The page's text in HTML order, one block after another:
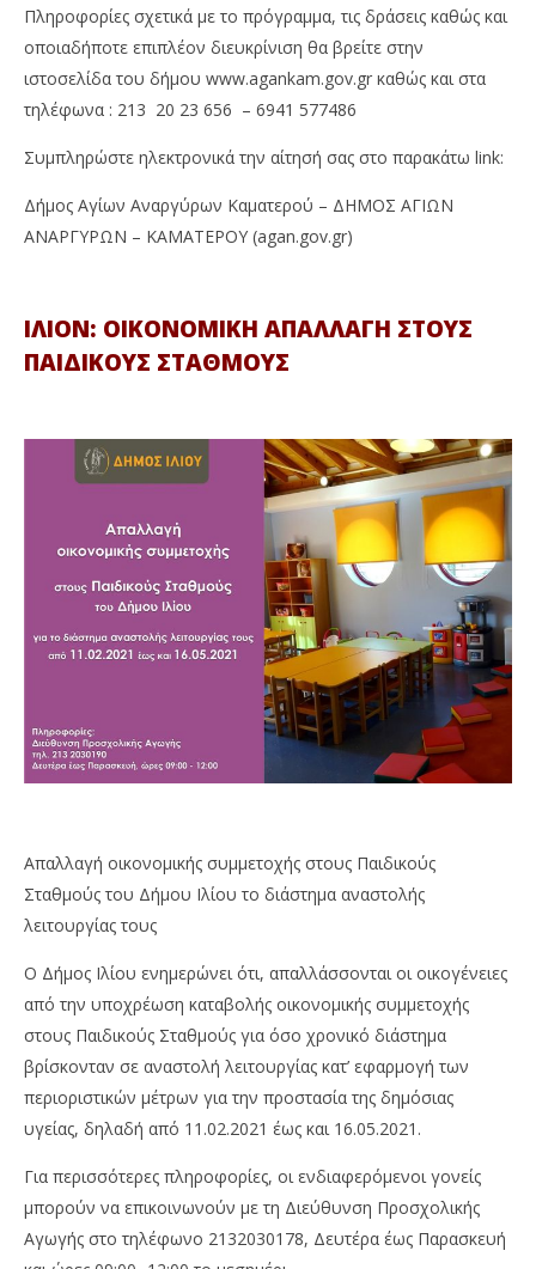
Πληροφορίες σχετικά με το πρόγραμμα, τις δράσεις καθώς και
οποιαδήποτε επιπλέον διευκρίνιση θα βρείτε στην
ιστοσελίδα του δήμου www.agankam.gov.gr καθώς και στα
τηλέφωνα : 213 20 23 656 – 6941 577486
Συμπληρώστε ηλεκτρονικά την αίτησή σας στο παρακάτω link:
Δήμος Αγίων Αναργύρων Kαματερού – ΔΗΜΟΣ ΑΓΙΩΝ
ΑΝΑΡΓΥΡΩΝ – ΚΑΜΑΤΕΡΟΥ (agan.gov.gr)
ΙΛΙΟΝ: ΟΙΚΟΝΟΜΙΚΗ ΑΠΑΛΛΑΓΗ ΣΤΟΥΣ
ΠΑΙΔΙΚΟΥΣ ΣΤΑΘΜΟΥΣ
Απαλλαγή οικονομικής συμμετοχής στους Παιδικούς
Σταθμούς του Δήμου Ιλίου το διάστημα αναστολής
λειτουργίας τους
Ο Δήμος Ιλίου ενημερώνει ότι, απαλλάσσονται οι οικογένειες
από την υποχρέωση καταβολής οικονομικής συμμετοχής
στους Παιδικούς Σταθμούς για όσο χρονικό διάστημα
βρίσκονταν σε αναστολή λειτουργίας κατ’ εφαρμογή των
περιοριστικών μέτρων για την προστασία της δημόσιας
υγείας, δηλαδή από 11.02.2021 έως και 16.05.2021.
Για περισσότερες πληροφορίες, οι ενδιαφερόμενοι γονείς
μπορούν να επικοινωνούν με τη Διεύθυνση Προσχολικής
Αγωγής στο τηλέφωνο 2132030178, Δευτέρα έως Παρασκευή